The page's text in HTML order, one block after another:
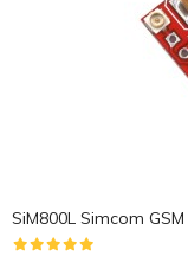
SiM800L Simcom GSM